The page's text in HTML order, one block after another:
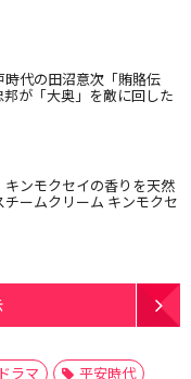
代の田沼意次「賄賂伝
が「大奥」を敵に回した
キンモクセイの香りを天然
ームクリーム キンモクセ
ラマ
平安時代